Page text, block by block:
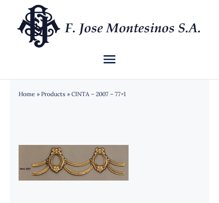
contenido
Toggle
Navigation
INICIO
CATÁLOGO
NOTICIAS
Home » Products » CINTA – 2007 – 77×1